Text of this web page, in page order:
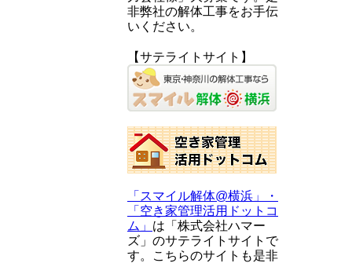
非弊社の解体工事をお手伝
いください。
【サテライトサイト】
「スマイル解体@横浜」・
「空き家管理活用ドットコ
ム」 は「株式会社ハマー
ズ」のサテライトサイトで
す。こちらのサイトも是非